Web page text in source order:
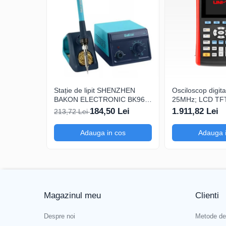
Clasificare IP
Tipul de afișaj folosit
Conținutul kitului Transmițător
Producător
Test RCD
Ce conține pachetul?
Baterii și instrucțiuni de funcționare
Stație de lipit SHENZHEN
BAKON ELECTRONIC BK969,
200...480°C control analogic,
cu buton
213,72 Lei184,50 Lei
Adauga in cos
Osciloscop
25MHz; LCD
250Msps;
cu Decodificare
1.911,82 Lei
Adauga
Magazinul meu
Despre noi
Clienti
Metode